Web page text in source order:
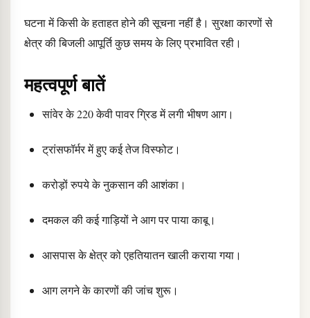
घटना में किसी के हताहत होने की सूचना नहीं है। सुरक्षा कारणों से
क्षेत्र की बिजली आपूर्ति कुछ समय के लिए प्रभावित रही।
महत्वपूर्ण बातें
सांवेर के 220 केवी पावर ग्रिड में लगी भीषण आग।
ट्रांसफॉर्मर में हुए कई तेज विस्फोट।
करोड़ों रुपये के नुकसान की आशंका।
दमकल की कई गाड़ियों ने आग पर पाया काबू।
आसपास के क्षेत्र को एहतियातन खाली कराया गया।
आग लगने के कारणों की जांच शुरू।